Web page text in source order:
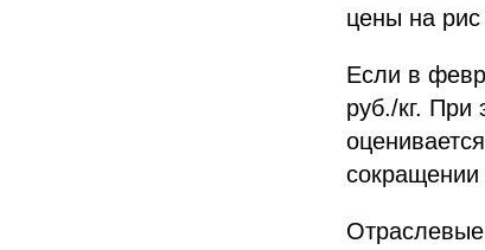
цены на рис
Если в
руб./кг. При